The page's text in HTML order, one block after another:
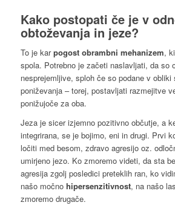
Kako postopati če je v
obtoževanja in jeze?
To je karpogost obrambni mehanizem,
spola. Potrebno je začeti naslavljati, da so
nesprejemljive, sploh če so podane v obliki
poniževanja – torej, postavljati razmejitve
ponižujoče za oba.
Jeza je sicer izjemno pozitivno občutje, a
integrirana, se je bojimo, eni in drugi. Prvi
ločiti med besom, zdravo agresijo oz.
umirjeno jezo. Ko zmoremo videti, da sta
agresija zgolj posledici preteklih ran, ko
našo močno hipersenzitivnost, na našo
zmoremo drugače.